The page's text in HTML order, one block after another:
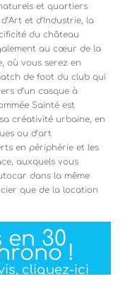
et quartiers
et d’Industrie, la
du château
au cœur de la
où vous serez en
de foot du club qui
d’un casque à
Sainté est
créativité urbaine, en
ou d’art
en périphérie et les
auxquels vous
dans la même
que de la location
en 30
!
cliquez-ici